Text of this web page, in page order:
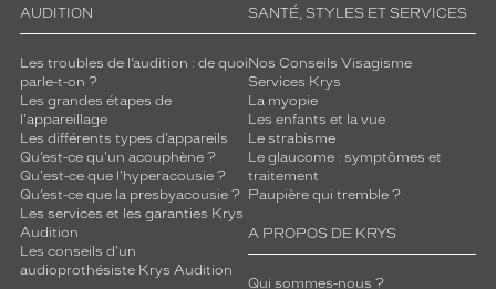
AUDITION
Les troubles de l’audition : de quoi
parle-t-on ?
Les grandes étapes de
l'appareillage
Les différents types d’appareils
Qu’est-ce qu'un acouphène ?
Qu'est-ce que l'hyperacousie ?
Qu’est-ce que la presbyacousie ?
Les services et les garanties Krys
Audition
Les conseils d'un
audioprothésiste Krys Audition
SANTÉ, STYLES ET SERVICES
Nos Conseils Visagisme
Services Krys
La myopie
Les enfants et la vue
Le strabisme
Le glaucome : symptômes et
traitement
Paupière qui tremble ?
A PROPOS DE KRYS
Qui sommes-nous ?